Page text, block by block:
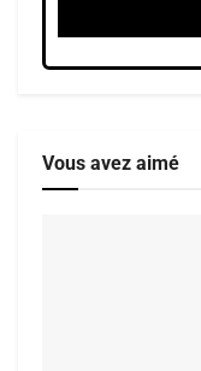
Vous avez aimé